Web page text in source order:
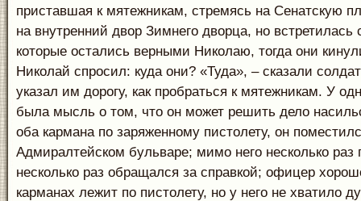
приставшая к мятежникам, стремясь на Сенатскую
на внутренний двор Зимнего дворца, но встретилась
которые остались верными Николаю, тогда они
Николай спросил: куда они? «Туда», – сказали
указал им дорогу, как пробраться к мятежникам. У
была мысль о том, что он может решить дело
оба кармана по заряженному пистолету, он
Адмиралтейском бульваре; мимо него несколько
несколько раз обращался за справкой; офицер
карманах лежит по пистолету, но у него не хватило